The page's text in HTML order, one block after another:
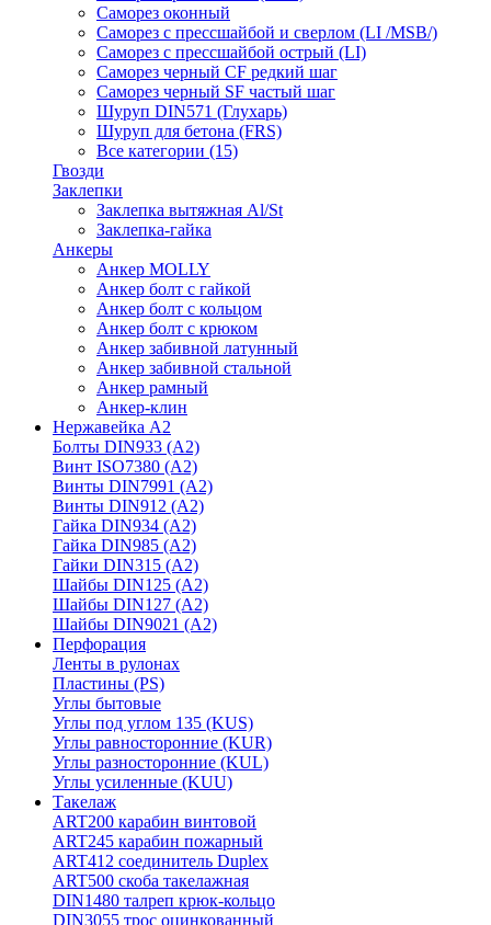
Саморез оконный
Саморез с прессшайбой и сверлом (LI /MSB/)
Саморез с прессшайбой острый (LI)
Саморез черный CF редкий шаг
Саморез черный SF частый шаг
Шуруп DIN571 (Глухарь)
Шуруп для бетона (FRS)
Все категории (15)
Гвозди
Заклепки
Заклепка вытяжная Al/St
Заклепка-гайка
Анкеры
Анкер MOLLY
Анкер болт с гайкой
Анкер болт с кольцом
Анкер болт с крюком
Анкер забивной латунный
Анкер забивной стальной
Анкер рамный
Анкер-клин
Нержавейка А2
Болты DIN933 (A2)
Винт ISO7380 (A2)
Винты DIN7991 (A2)
Винты DIN912 (A2)
Гайка DIN934 (A2)
Гайка DIN985 (A2)
Гайки DIN315 (A2)
Шайбы DIN125 (A2)
Шайбы DIN127 (A2)
Шайбы DIN9021 (A2)
Перфорация
Ленты в рулонах
Пластины (PS)
Углы бытовые
Углы под углом 135 (KUS)
Углы равносторонние (KUR)
Углы разносторонние (KUL)
Углы усиленные (KUU)
Такелаж
ART200 карабин винтовой
ART245 карабин пожарный
ART412 соединитель Duplex
ART500 скоба такелажная
DIN1480 талреп крюк-кольцо
DIN3055 трос оцинкованный